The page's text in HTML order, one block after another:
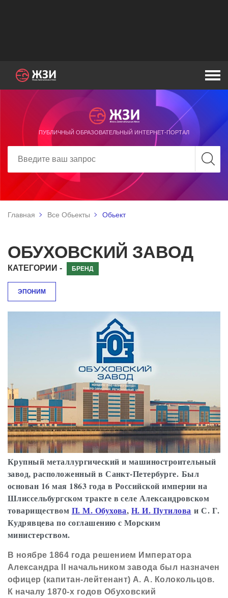
ПУБЛИЧНЫЙ ОБРАЗОВАТЕЛЬНЫЙ ИНТЕРНЕТ-ПОРТАЛ
Главная Все Обьекты Обьект
ОБУХОВСКИЙ ЗАВОД
КАТЕГОРИИ - БРЕНД
ЭПОНИМ
Крупный металлургический и машиностроительный
завод, расположенный в Санкт-Петербурге. Был
основан 16 мая 1863 года в Российской империи на
Шлиссельбургском тракте в селе Александровском
товариществом П. М. Обухова, Н. И. Путилова и С. Г.
Кудрявцева по соглашению с Морским
министерством.
В ноябре 1864 года решением Императора
Александра II начальником завода был назначен
офицер (капитан-лейтенант) А. А. Колокольцов.
К началу 1870-х годов Обуховский